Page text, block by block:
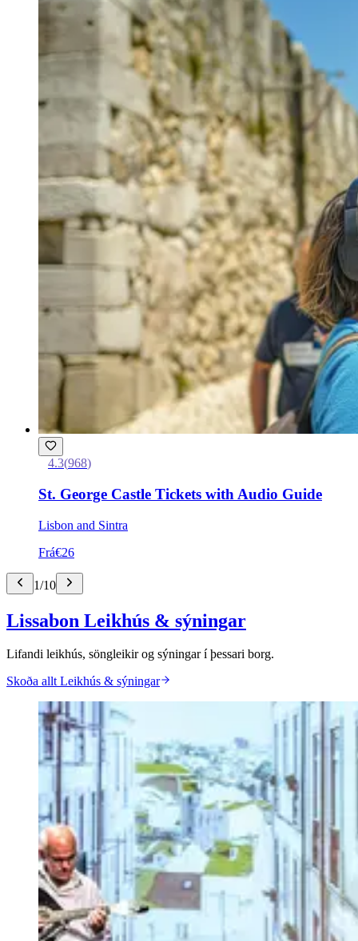
4.3(968)
St. George Castle Tickets with Audio Guide
Lisbon and Sintra
Frá€26
1/10
Lissabon Leikhús & sýningar
Lifandi leikhús, söngleikir og sýningar í þessari borg.
Skoða allt Leikhús & sýningar